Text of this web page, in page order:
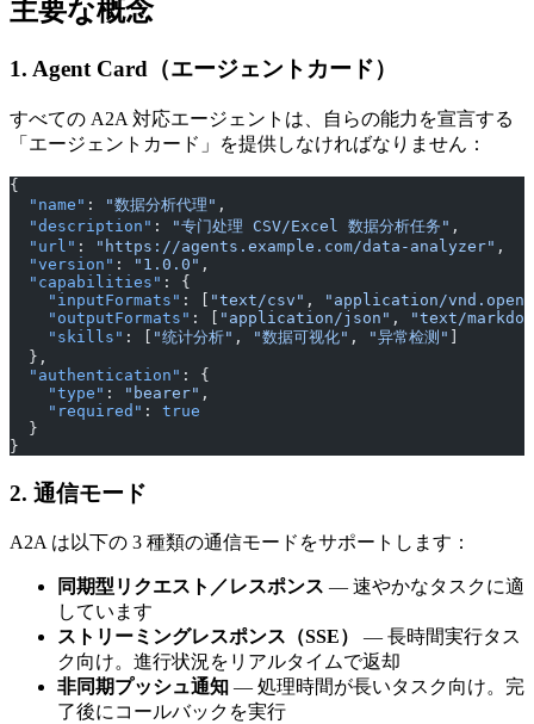
主要な概念
1. Agent Card（エージェントカード）
すべての A2A 対応エージェントは、自らの能力を宣言する
「エージェントカード」を提供しなければなりません：
{
  "name"
: "数据分析代理" ,
  "description"
: "专门处理 CSV/Excel 数据分析任务" ,
  "url"
: "https://agents.example.com/data-analyzer" ,
  "version"
: "1.0.0" ,
  "capabilities"
: {
    "inputFormats"
: [ "text/csv" ,
"application/
    "outputFormats"
: [ "application/json" ,
"text/
    "skills"
: [ "统计分析" , "数据可视化" , "异常检测"
  },
  "authentication"
: {
    "type"
: "bearer" ,
    "required"
: true
  }
}
2. 通信モード
A2A は以下の 3 種類の通信モードをサポートします：
同期型リクエスト／レスポンス — 速やかなタスクに適
しています
ストリーミングレスポンス（SSE）
— 長時間実行タス
ク向け。進行状況をリアルタイムで返却
非同期プッシュ通知 — 処理時間が長いタスク向け。完
了後にコールバックを実行